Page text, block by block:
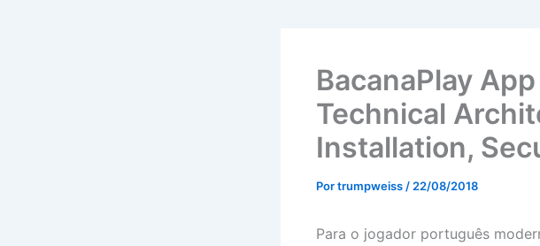
BacanaPlay
Technical
Installation,
Portrumpweiss / 22/08/2018
Para o jogador português